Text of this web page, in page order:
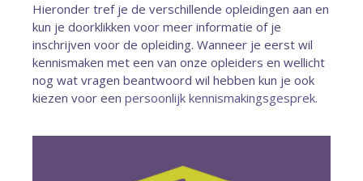
Hieronder tref je de verschillende opleidingen aan en
kun je doorklikken voor meer informatie of je
inschrijven voor de opleiding. Wanneer je eerst wil
kennismaken met een van onze opleiders en wellicht
nog wat vragen beantwoord wil hebben kun je ook
kiezen voor een persoonlijk kennismakingsgesprek.